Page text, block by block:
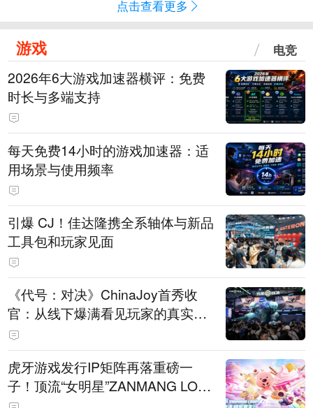
点击查看更多
游戏 电竞
2026年6大游戏加速器横评：免费
时长与多端支持
每天免费14小时的游戏加速器：适
用场景与使用频率
引爆 CJ！佳达隆携全系轴体与新品
工具包和玩家见面
《代号：对决》ChinaJoy首秀收
官：从线下爆满看见玩家的真实期
待
虎牙游戏发行IP矩阵再落重磅一
子！顶流“女明星”ZANMANG LOO